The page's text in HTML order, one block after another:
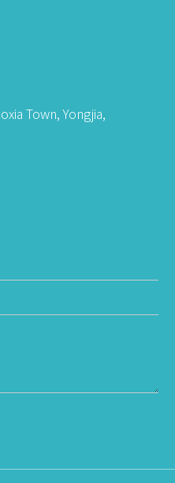
Town, Yongjia,